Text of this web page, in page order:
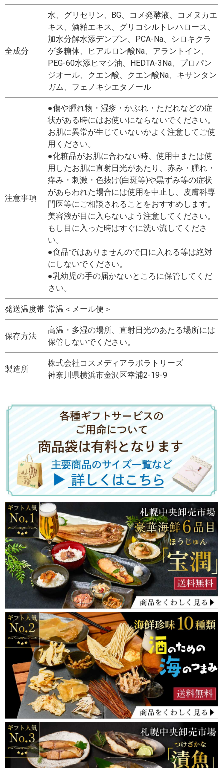
全成分
水、グリセリン、BG、コメ発酵液、コメヌカエ
キス、酒粕エキス、グリコシルトレハロース、
加水分解水添デンプン、PCA-Na、シロキクラ
ゲ多糖体、ヒアルロン酸Na、アラントイン、
PEG-60水添ヒマシ油、HEDTA-3Na、プロパン
ジオール、クエン酸、クエン酸Na、キサンタン
ガム、フェノキシエタノール
注意事項
●傷や腫れ物・湿疹・かぶれ・ただれなどの症
状がある時にはお使いにならないでください。
お肌に異常が生じていないかよく注意してご使
用ください。
●化粧品がお肌に合わない時、使用中または使
用したお肌に直射日光があたり、赤み・腫れ・
痒み・刺激・色抜け(白斑等)や黒ずみ等の症状
があらわれた場合には使用を中止し、皮膚科専
門医等にご相談されることをおすすめします。
美容液が目に入らないよう注意してください。
もし目に入った時はすぐに洗い流してくださ
い。
●食品ではありませんので口に入れる等は絶対
にしないでください。
●乳幼児の手の届かないところに保管してくだ
さい。
発送温度帯 常温＜メール便＞
保存方法
高温・多湿の場所、直射日光のあたる場所には
保管しないでください。
製造所
株式会社コスメディアラボラトリーズ
神奈川県横浜市金沢区幸浦2-19-9